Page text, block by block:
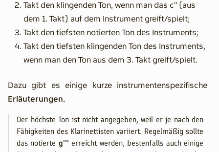
Takt den klingenden Ton, wenn man das c'' (aus
dem 1. Takt) auf dem Instrument greift/spielt;
Takt den tiefsten notierten Ton des Instruments;
Takt den tiefsten klingenden Ton des Instruments,
wenn man den Ton aus dem 3. Takt greift/spielt.
Dazu gibt es einige kurze instrumentenspezifische
Erläuterungen.
Der höchste Ton ist nicht angegeben, weil er je nach den
Fähigkeiten des Klarinettisten variiert. Regelmäßig sollte
das notierte g''' erreicht werden, bestenfalls auch einige